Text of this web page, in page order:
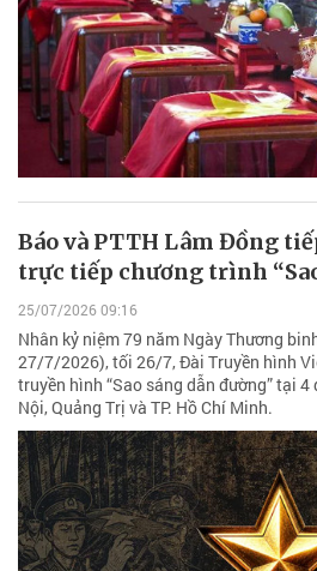
Báo và PTTH Lâm Đồng
trực tiếp chương trình
25/07/2026 09:16
Nhân kỷ niệm 79 năm Ngày Thương
27/7/2026), tối 26/7, Đài Truyền hình
truyền hình “Sao sáng dẫn đường” tại 4
Nội, Quảng Trị và TP. Hồ Chí Minh.